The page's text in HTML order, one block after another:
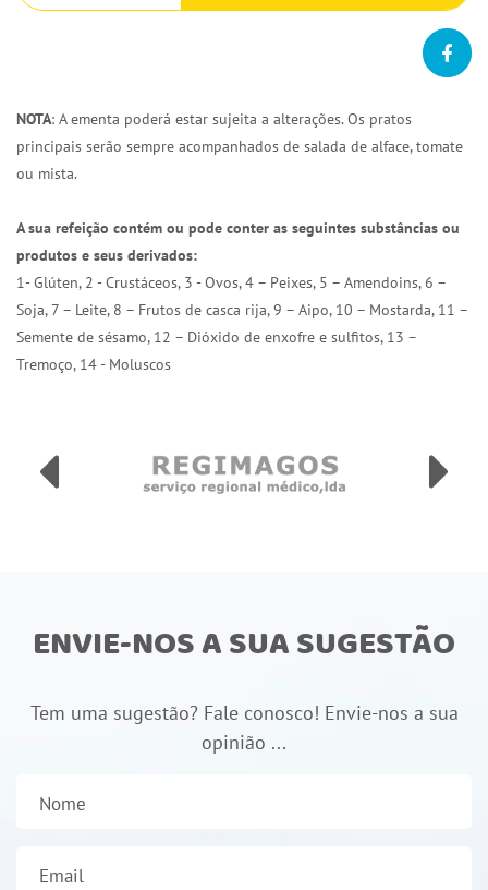
NOTA: A ementa poderá estar sujeita a alterações. Os pratos
principais serão sempre acompanhados de salada de alface, tomate
ou mista.
A sua refeição contém ou pode conter as seguintes substâncias ou
produtos e seus derivados:
1- Glúten, 2 - Crustáceos, 3 - Ovos, 4 – Peixes, 5 – Amendoins, 6 –
Soja, 7 – Leite, 8 – Frutos de casca rija, 9 – Aipo, 10 – Mostarda, 11 –
Semente de sésamo, 12 – Dióxido de enxofre e sulfitos, 13 –
Tremoço, 14 - Moluscos
ENVIE-NOS A SUA SUGESTÃO
Tem uma sugestão? Fale conosco! Envie-nos a sua
opinião ...
Nome
Email